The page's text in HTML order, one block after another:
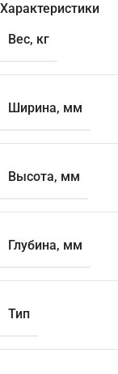
Характеристики
Вес, кг
Ширина, мм
Высота, мм
Глубина, мм
Тип